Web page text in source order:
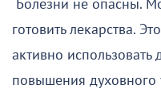
Болезни не опасны.
готовить лекарства.
активно использовать
повышения духовного